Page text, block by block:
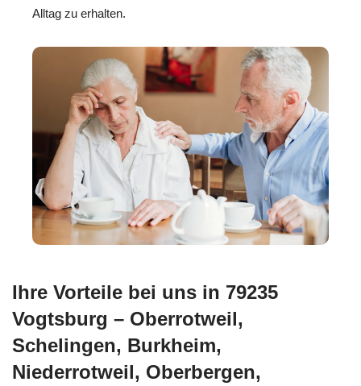
Alltag zu erhalten.
Ihre Vorteile bei uns in 79235
Vogtsburg – Oberrotweil,
Schelingen, Burkheim,
Niederrotweil, Oberbergen,